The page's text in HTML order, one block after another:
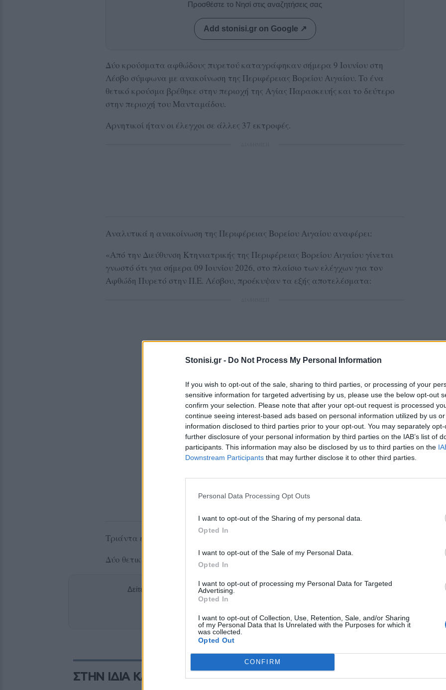
Stonisi.gr - Do Not Process My Personal Information
If you wish to opt-out of the sale, sharing to third parties, or processing of your
sensitive information for targeted advertising by us, please use the below opt-out
confirm your selection. Please note that after your opt-out request is processed
continue seeing interest-based ads based on personal information utilized by us
information disclosed to third parties prior to your opt-out. You may separately
further disclosure of your personal information by third parties on the IAB’s list of
participants. This information may also be disclosed by us to third parties on the
Downstream Participants that may further disclose it to other third parties.
Personal Data Processing Opt Outs
I want to opt-out of the Sharing of my personal data.
Opted In
I want to opt-out of the Sale of my Personal Data.
Opted In
I want to opt-out of processing my Personal Data for Targeted
Advertising.
Opted In
I want to opt-out of Collection, Use, Retention, Sale, and/or Sharing
of my Personal Data that Is Unrelated with the Purposes for which it
was collected.
Opted Out
CONFIRM
Προσθέστε το Νησί στις αναζητήσεις σας
Add stonisi.gr on Google ↗
Δύο κρούσματα αφθώδους πυρετού καταγράφηκαν σήμερα 9 Ιουνίου στη
Λέσβο σύμφωνα με ανακοίνωση της Περιφέρειας Βορείου Αιγαίου. Το ένα
θετικό κρούσμα βρέθηκε στην περιοχή της Αγίας Παρασκευής και το δεύτερο
στην περιοχή του Μανταμάδου.
Αρνητικοί ήταν οι έλεγχοι σε άλλες 37 εκτροφές.
Αναλυτικά η ανακοίνωση της Περιφέρειας Βορείου Αιγαίου αναφέρει:
«Από την Διεύθυνση Κτηνιατρικής της Περιφέρειας Βορείου Αιγαίου γίνεται
γνωστό ότι για σήμερα 09 Ιουνίου 2026, στο πλαίσιο των ελέγχων για τον
Αφθώδη Πυρετό στην Π.Ε. Λέσβου, προέκυψαν τα εξής αποτελέσματα:
Τριάντα επτά (37) αρνητικες εκτροφές
Δύο θετικές σε Αγία Παρασκευή και Μανταμάδο».
Δείτε περισσότερα άρθρα μας στα αποτελέσματα αναζήτησης
ΣΤΗΝ ΙΔΙΑ ΚΑΤΗΓΟΡΙΑ